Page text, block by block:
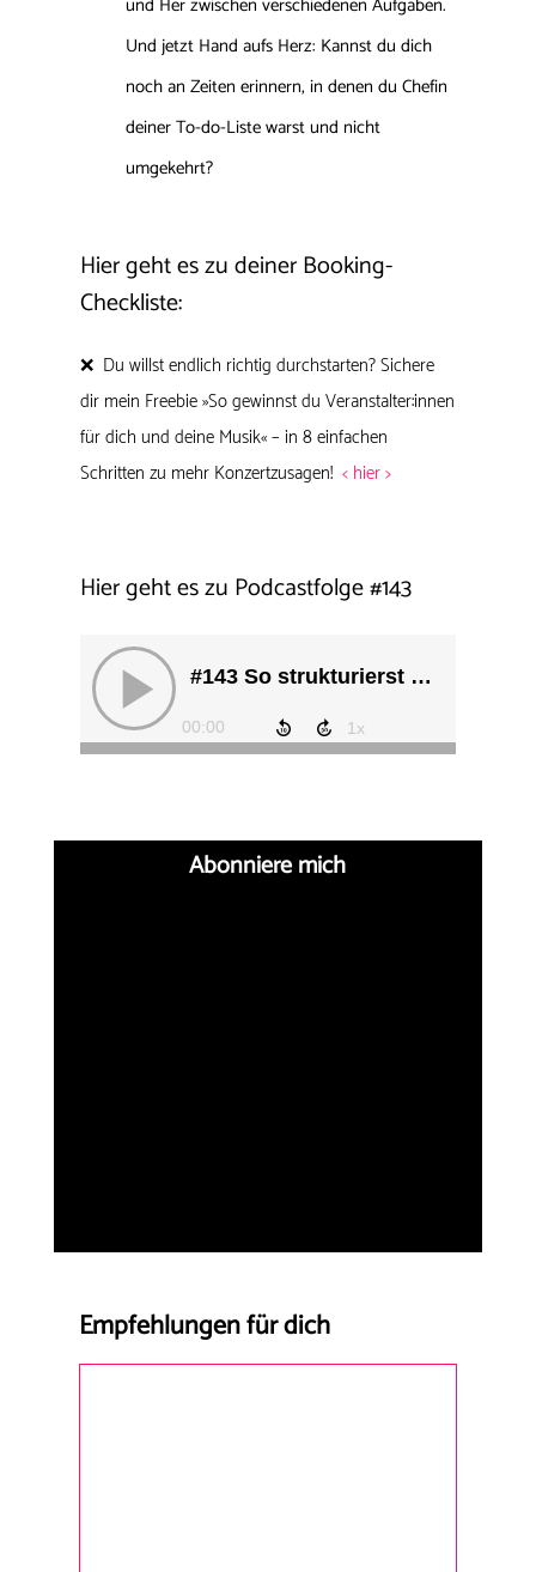
Und jetzt Hand aufs Herz: Kannst du dich
noch an Zeiten erinnern, in denen du Chefin
deiner To-do-Liste warst und nicht
umgekehrt?
Hier geht es zu deiner Booking-
Checkliste:
❌ Du willst endlich richtig durchstarten? Sichere
dir mein Freebie »So gewinnst du Veranstalter:innen
für dich und deine Musik« – in 8 einfachen
Schritten zu mehr Konzertzusagen! < hier >
Hier geht es zu Podcastfolge#143
Abonniere mich
Empfehlungen für dich